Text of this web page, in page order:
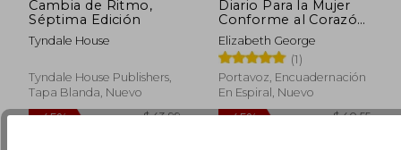
45%
dcto.
45%
dcto. $
Cambia de Ritmo,
Séptima Edición
Tyndale House
Tyndale House Publishers,
Tapa Blanda, Nuevo
Diario Para la Mujer
Conforme al Corazón
de Dios
Elizabeth George
(1)
Portavoz, Encuadernación
En Espiral, Nuevo